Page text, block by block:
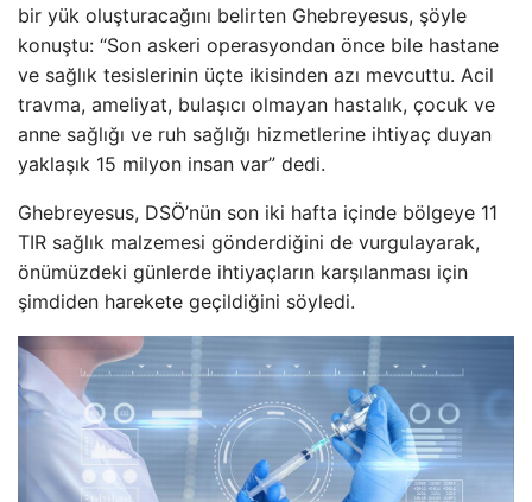
bir yük oluşturacağını belirten Ghebreyesus, şöyle
konuştu: “Son askeri operasyondan önce bile hastane
ve sağlık tesislerinin üçte ikisinden azı mevcuttu. Acil
travma, ameliyat, bulaşıcı olmayan hastalık, çocuk ve
anne sağlığı ve ruh sağlığı hizmetlerine ihtiyaç duyan
yaklaşık 15 milyon insan var” dedi.
Ghebreyesus, DSÖ’nün son iki hafta içinde bölgeye 11
TIR sağlık malzemesi gönderdiğini de vurgulayarak,
önümüzdeki günlerde ihtiyaçların karşılanması için
şimdiden harekete geçildiğini söyledi.